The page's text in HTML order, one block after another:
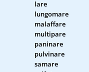
lare
lungomare
malaffare
multipare
paninare
pulvinare
samare